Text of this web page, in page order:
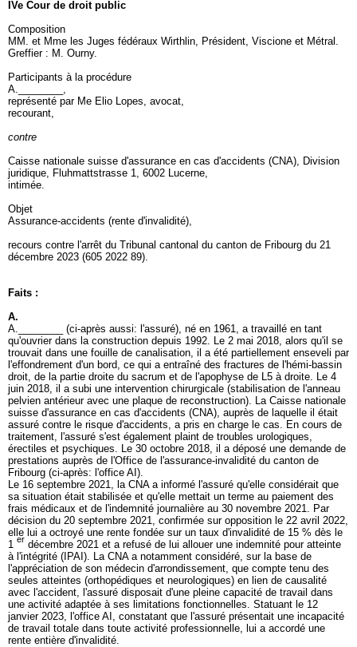
IVe Cour de droit public
Composition
MM. et Mme les Juges fédéraux Wirthlin, Président, Viscione et Métral.
Greffier : M. Ourny.
Participants à la procédure
A.________,
représenté par Me Elio Lopes, avocat,
recourant,
contre
Caisse nationale suisse d'assurance en cas d'accidents (CNA), Division
juridique, Fluhmattstrasse 1, 6002 Lucerne,
intimée.
Objet
Assurance-accidents (rente d'invalidité),
recours contre l'arrêt du Tribunal cantonal du canton de Fribourg du 21
décembre 2023 (605 2022 89).
Faits :
A.
A.________ (ci-après aussi: l'assuré), né en 1961, a travaillé en tant
qu'ouvrier dans la construction depuis 1992. Le 2 mai 2018, alors qu'il se
trouvait dans une fouille de canalisation, il a été partiellement enseveli par
l'effondrement d'un bord, ce qui a entraîné des fractures de l'hémi-bassin
droit, de la partie droite du sacrum et de l'apophyse de L5 à droite. Le 4
juin 2018, il a subi une intervention chirurgicale (stabilisation de l'anneau
pelvien antérieur avec une plaque de reconstruction). La Caisse nationale
suisse d'assurance en cas d'accidents (CNA), auprès de laquelle il était
assuré contre le risque d'accidents, a pris en charge le cas. En cours de
traitement, l'assuré s'est également plaint de troubles urologiques,
érectiles et psychiques. Le 30 octobre 2018, il a déposé une demande de
prestations auprès de l'Office de l'assurance-invalidité du canton de
Fribourg (ci-après: l'office AI).
Le 16 septembre 2021, la CNA a informé l'assuré qu'elle considérait que
sa situation était stabilisée et qu'elle mettait un terme au paiement des
frais médicaux et de l'indemnité journalière au 30 novembre 2021. Par
décision du 20 septembre 2021, confirmée sur opposition le 22 avril 2022,
elle lui a octroyé une rente fondée sur un taux d'invalidité de 15 % dès le
1 er décembre 2021 et a refusé de lui allouer une indemnité pour atteinte
à l'intégrité (IPAI). La CNA a notamment considéré, sur la base de
l'appréciation de son médecin d'arrondissement, que compte tenu des
seules atteintes (orthopédiques et neurologiques) en lien de causalité
avec l'accident, l'assuré disposait d'une pleine capacité de travail dans
une activité adaptée à ses limitations fonctionnelles. Statuant le 12
janvier 2023, l'office AI, constatant que l'assuré présentait une incapacité
de travail totale dans toute activité professionnelle, lui a accordé une
rente entière d'invalidité.